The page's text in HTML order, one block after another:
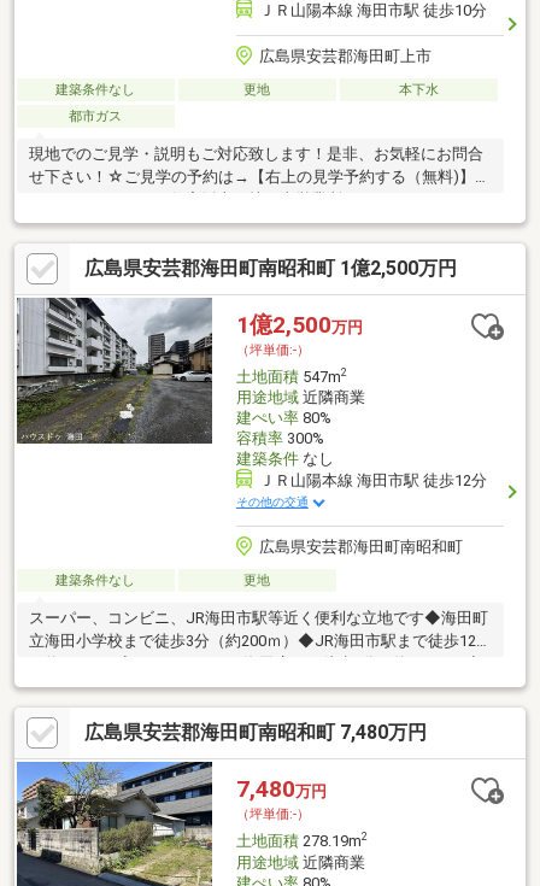
ＪＲ山陽本線 海田市駅 徒歩10分
広島県安芸郡海田町上市
建築条件なし 更地
本下水
都市ガス
現地でのご見学・説明もご対応致します！是非、お気軽にお問合
せ下さい！☆ご見学の予約は→【右上の見学予約する（無料)】を
730広島県内に５店舗！地域密着型のトータテ！【取扱物件７０
８７件 その内未公開物件３０９４件ご用意しています】トータ
テのホームページもぜひご覧くださ
い！!https://jyuhan.totate.co.jp/
広島県安芸郡海田町南昭和町 1億2,500万円
1億2,500万円
（坪単価:-）
土地面積547m2
用途地域近隣商業
建ぺい率80%
容積率300%
建築条件なし
ＪＲ山陽本線 海田市駅 徒歩12分
その他の交通
広島県安芸郡海田町南昭和町
建築条件なし 更地
スーパー、コンビニ、JR海田市駅等近く便利な立地です◆海田町
立海田小学校まで徒歩3分（約200ｍ）◆JR海田市駅まで徒歩12分
セブンイレブン広島海田大正町店まで徒歩5分（約400ｍ）資料請
求等、お気軽にお問い合わせください♪
広島県安芸郡海田町南昭和町 7,480万円
7,480万円
（坪単価:-）
土地面積278.19m2
用途地域近隣商業